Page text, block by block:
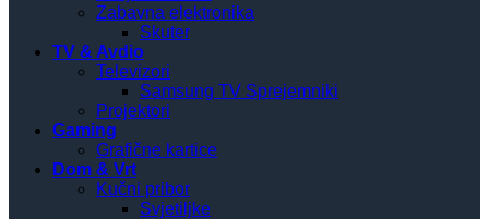
Zabavna elektronika
Skuter
TV & Avdio
Televizori
Samsung TV Sprejemniki
Projektori
Gaming
Grafične kartice
Dom & Vrt
Kučni pribor
Svjetiljke